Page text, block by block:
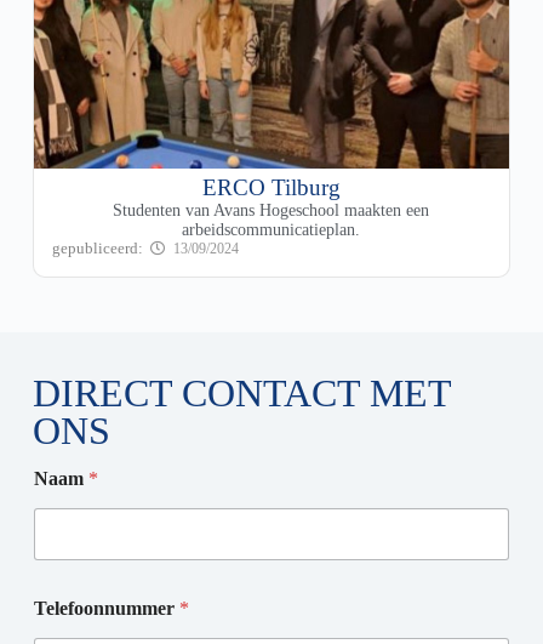
ERCO Tilburg
Studenten van Avans Hogeschool maakten een
arbeidscommunicatieplan.
13/09/2024
DIRECT CONTACT MET
ONS
Naam *
Telefoonnummer *